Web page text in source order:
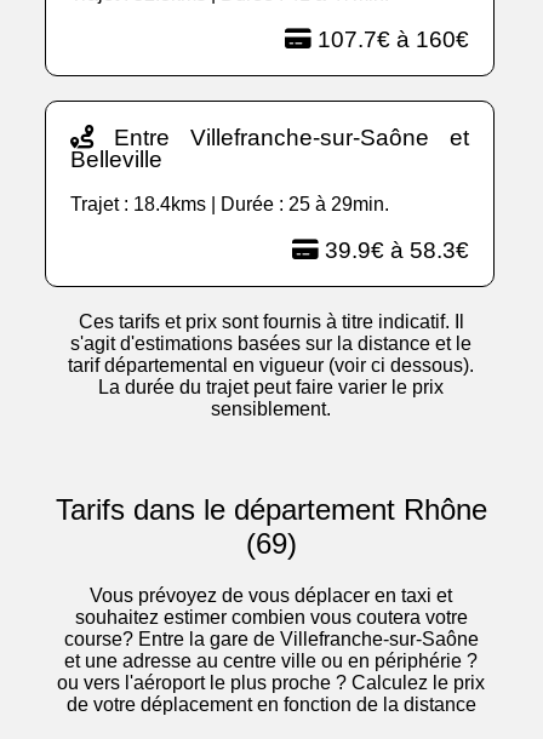
107.7€ à 160€
Entre Villefranche-sur-Saône et
Belleville
Trajet : 18.4kms | Durée : 25 à 29min.
39.9€ à 58.3€
Ces tarifs et prix sont fournis à titre indicatif. Il
s'agit d'estimations basées sur la distance et le
tarif départemental en vigueur (voir ci dessous).
La durée du trajet peut faire varier le prix
sensiblement.
Tarifs dans le département Rhône
(69)
Vous prévoyez de vous déplacer en taxi et
souhaitez estimer combien vous coutera votre
course? Entre la gare de Villefranche-sur-Saône
et une adresse au centre ville ou en périphérie ?
ou vers l'aéroport le plus proche ? Calculez le prix
de votre déplacement en fonction de la distance